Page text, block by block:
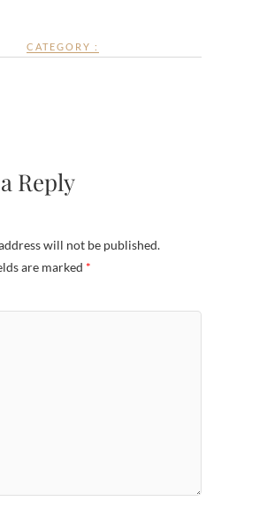
CATEGORY :
Reply
will not be published.
are marked *